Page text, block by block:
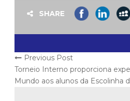
SHARE
Previous Post
Torneio Interno proporciona
Mundo aos alunos da Escolinha